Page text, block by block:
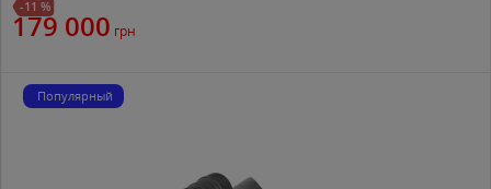
-11 %
179 000 грн
Популярный